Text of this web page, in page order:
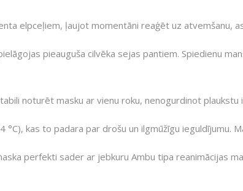
elpceļiem, ļaujot momentāni reaģēt uz atvemšanu,
pieauguša cilvēka sejas pantiem. Spiedienu
noturēt masku ar vienu roku, nenogurdinot plaukstu
kas to padara par drošu un ilgmūžīgu ieguldījumu.
perfekti sader ar jebkuru Ambu tipa reanimācijas